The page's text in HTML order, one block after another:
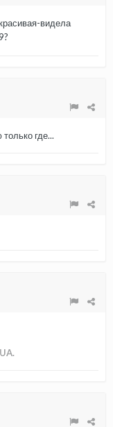
видела
где...